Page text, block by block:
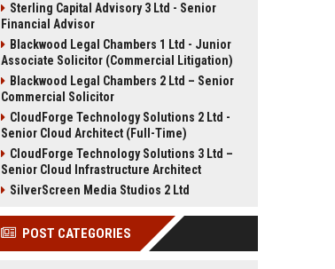
Sterling Capital Advisory 3 Ltd - Senior
Financial Advisor
Blackwood Legal Chambers 1 Ltd - Junior
Associate Solicitor (Commercial Litigation)
Blackwood Legal Chambers 2 Ltd – Senior
Commercial Solicitor
CloudForge Technology Solutions 2 Ltd -
Senior Cloud Architect (Full-Time)
CloudForge Technology Solutions 3 Ltd –
Senior Cloud Infrastructure Architect
SilverScreen Media Studios 2 Ltd
POST CATEGORIES